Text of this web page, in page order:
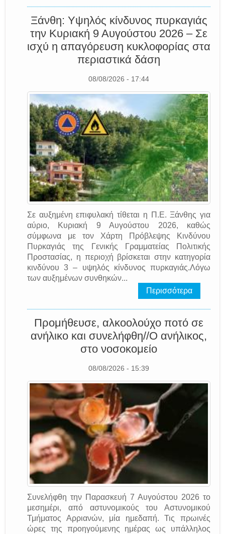
Ξάνθη: Υψηλός κίνδυνος πυρκαγιάς
την Κυριακή 9 Αυγούστου 2026 – Σε
ισχύ η απαγόρευση κυκλοφορίας στα
περιαστικά δάση
08/08/2026 - 17:44
Σε αυξημένη επιφυλακή τίθεται η Π.Ε. Ξάνθης για
αύριο, Κυριακή 9 Αυγούστου 2026, καθώς
σύμφωνα με τον Χάρτη Πρόβλεψης Κινδύνου
Πυρκαγιάς της Γενικής Γραμματείας Πολιτικής
Προστασίας, η περιοχή βρίσκεται στην κατηγορία
κινδύνου 3 – υψηλός κίνδυνος πυρκαγιάς.Λόγω
των αυξημένων συνθηκών...
Περισσότερα
Προμήθευσε, αλκοολούχο ποτό σε
ανήλικο και συνελήφθη//Ο ανήλικος,
στο νοσοκομείο
08/08/2026 - 15:39
Συνελήφθη την Παρασκευή 7 Αυγούστου 2026 το
μεσημέρι, από αστυνομικούς του Αστυνομικού
Τμήματος Αρριανών, μία ημεδαπή. Τις πρωινές
ώρες της προηγούμενης ημέρας ως υπάλληλος